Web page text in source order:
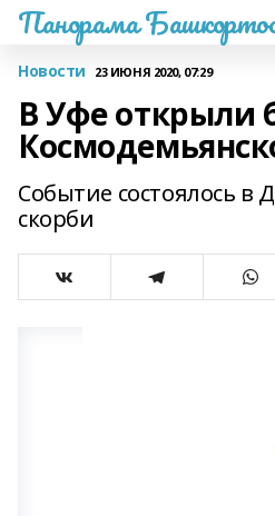
Панорама
Новости 23 ИЮНЯ 2020, 07:29
В Уфе открыли
Событие состоялось в
скорби